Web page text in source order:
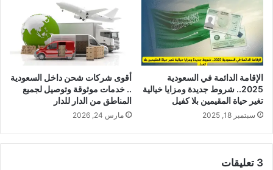
الإقامة الدائمة في السعودية
2025.. شروط جديدة ومزايا خيالية
تغير حياة المقيمين بلا كفيل
سبتمبر 18, 2025
أقوى شركات شحن داخل السعودية
.. خدمات موثوقة وتوصيل لجميع
المناطق من الدار للدار
مارس 24, 2026
‫3 تعليقات